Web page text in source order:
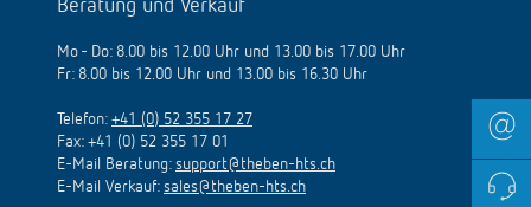
Beratung und Verkauf
Mo - Do: 8.00 bis 12.00 Uhr und 13.00 bis 17.00 Uhr
Fr: 8.00 bis 12.00 Uhr und 13.00 bis 16.30 Uhr
Telefon: +41 (0) 52 355 17 27
Fax: +41 (0) 52 355 17 01
E-Mail Beratung: support@theben-hts.ch
E-Mail Verkauf: sales@theben-hts.ch